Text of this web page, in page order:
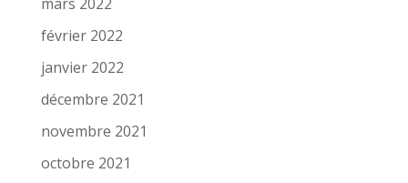
février 2022
janvier 2022
décembre 2021
novembre 2021
octobre 2021